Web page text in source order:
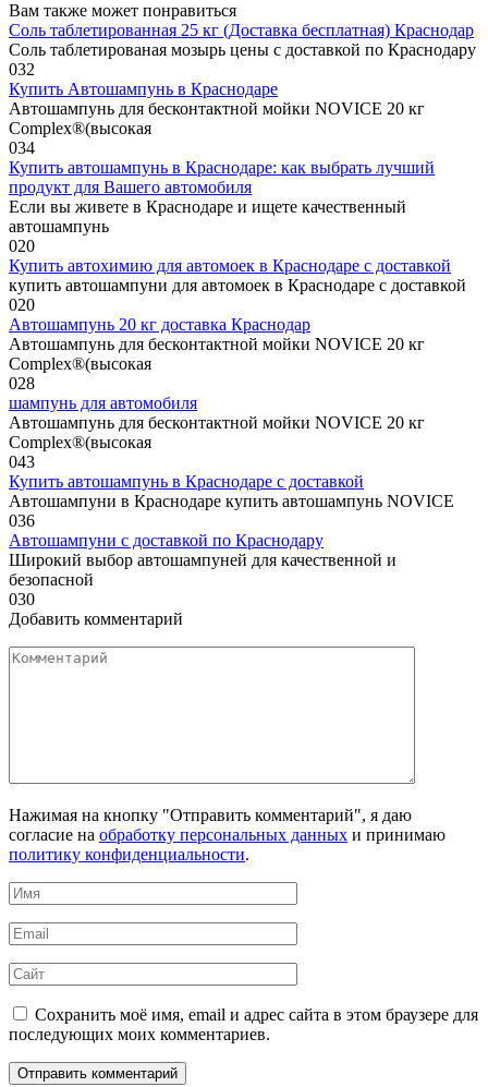
Вам также может понравиться
Соль таблетированная 25 кг (Доставка бесплатная) Краснодар
Соль таблетированая мозырь цены с доставкой по Краснодару
032
Купить Автошампунь в Краснодаре
Автошампунь для бесконтактной мойки NOVICE 20 кг
Complex®(высокая
034
Купить автошампунь в Краснодаре: как выбрать лучший
продукт для Вашего автомобиля
Если вы живете в Краснодаре и ищете качественный
автошампунь
020
Купить автохимию для автомоек в Краснодаре с доставкой
купить автошампуни для автомоек в Краснодаре с доставкой
020
Автошампунь 20 кг доставка Краснодар
Автошампунь для бесконтактной мойки NOVICE 20 кг
Complex®(высокая
028
шампунь для автомобиля
Автошампунь для бесконтактной мойки NOVICE 20 кг
Complex®(высокая
043
Купить автошампунь в Краснодаре с доставкой
Автошампуни в Краснодаре купить автошампунь NOVICE
036
Автошампуни с доставкой по Краснодару
Широкий выбор автошампуней для качественной и
безопасной
030
Добавить комментарий
Комментарий
Нажимая на кнопку "Отправить комментарий", я даю
согласие на обработку персональных данных и принимаю
политику конфиденциальности.
Имя
*
Email
*
Сайт
Сохранить моё имя, email и адрес сайта в этом браузере для
последующих моих комментариев.